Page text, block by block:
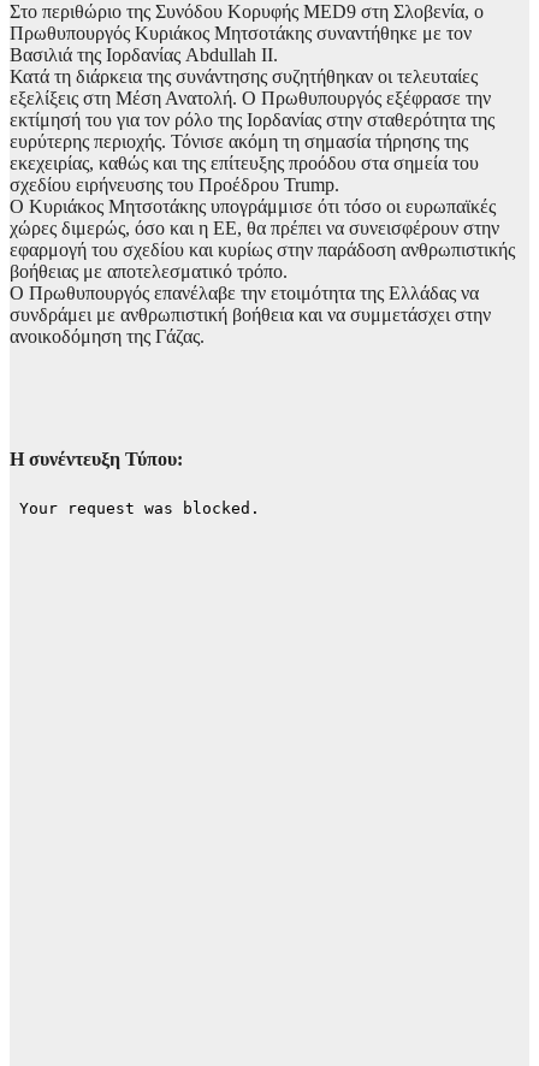
Στο περιθώριο της Συνόδου Κορυφής MED9 στη Σλοβενία, ο
Πρωθυπουργός Κυριάκος Μητσοτάκης συναντήθηκε με τον
Βασιλιά της Ιορδανίας Abdullah II.
Κατά τη διάρκεια της συνάντησης συζητήθηκαν οι τελευταίες
εξελίξεις στη Μέση Ανατολή. Ο Πρωθυπουργός εξέφρασε την
εκτίμησή του για τον ρόλο της Ιορδανίας στην σταθερότητα της
ευρύτερης περιοχής. Τόνισε ακόμη τη σημασία τήρησης της
εκεχειρίας, καθώς και της επίτευξης προόδου στα σημεία του
σχεδίου ειρήνευσης του Προέδρου Trump.
Ο Κυριάκος Μητσοτάκης υπογράμμισε ότι τόσο οι ευρωπαϊκές
χώρες διμερώς, όσο και η ΕΕ, θα πρέπει να συνεισφέρουν στην
εφαρμογή του σχεδίου και κυρίως στην παράδοση ανθρωπιστικής
βοήθειας με αποτελεσματικό τρόπο.
Ο Πρωθυπουργός επανέλαβε την ετοιμότητα της Ελλάδας να
συνδράμει με ανθρωπιστική βοήθεια και να συμμετάσχει στην
ανοικοδόμηση της Γάζας.
Η συνέντευξη Τύπου: